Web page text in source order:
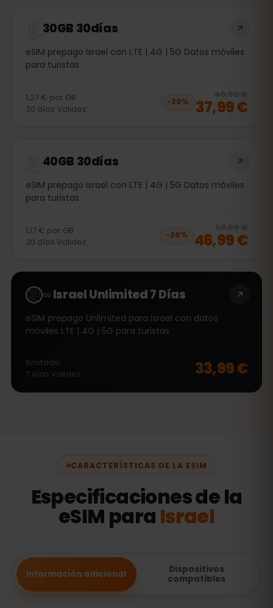
30GB 30días
eSIM prepago Israel con LTE | 4G | 5G Datos móviles
para turistas
1,27 € por GB
30 días Validez
−20%
46,99 €
37,99 €
40GB 30días
eSIM prepago Israel con LTE | 4G | 5G Datos móviles
para turistas
1,17 € por GB
30 días Validez
−20%
58,99 €
46,99 €
∞Israel Unlimited 7 Días
eSIM prepago Unlimited para Israel con datos
móviles LTE | 4G | 5G para turistas
Ilimitado
7 días Validez 33,99 €
CARACTERÍSTICAS DE LA ESIM
Especificaciones de la
eSIM para Israel
Información adicional
Dispositivos
compatibles